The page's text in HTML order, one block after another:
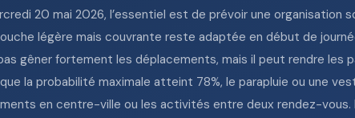
20 mai 2026, l’essentiel est de prévoir une organisation
légère mais couvrante reste adaptée en début de
gêner fortement les déplacements, mais il peut rendre les
la probabilité maximale atteint 78%, le parapluie ou une
en centre-ville ou les activités entre deux rendez-